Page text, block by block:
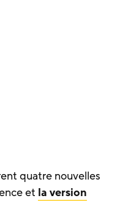
quatre nouvelles
et la version